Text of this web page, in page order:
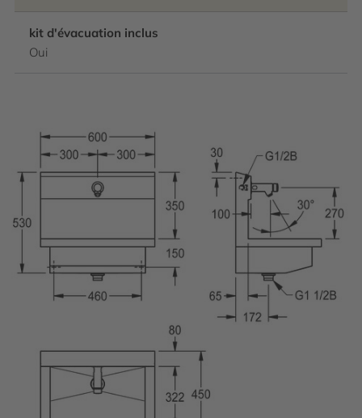
kit d'évacuation inclus
Oui